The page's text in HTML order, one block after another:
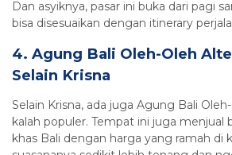
Dan asyiknya, pasar ini buka dari pagi
bisa disesuaikan dengan itinerary
4. Agung Bali Oleh-Oleh
Selain Krisna
Selain Krisna, ada juga Agung Bali
kalah populer. Tempat ini juga menjual
khas Bali dengan harga yang ramah di